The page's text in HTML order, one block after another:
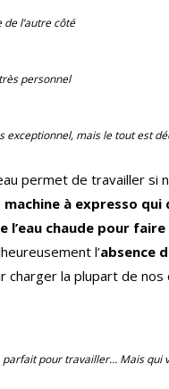
l’autre côté
personnel
exceptionnel, mais le tout est
permet de travailler si
machine à expresso
l’eau chaude pour
l’absence
charger la plupart de nos
parfait pour travailler… Mais qui